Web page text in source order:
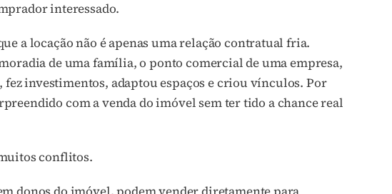
interessado.
a locação não é apenas uma relação contratual fria.
de uma família, o ponto comercial de uma empresa,
investimentos, adaptou espaços e criou vínculos. Por
com a venda do imóvel sem ter tido a chance real
conflitos.